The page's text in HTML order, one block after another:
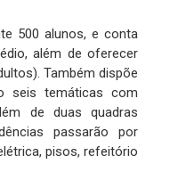
500 alunos, e conta
além de oferecer
Também dispõe
seis temáticas com
de duas quadras
passarão por
pisos, refeitório